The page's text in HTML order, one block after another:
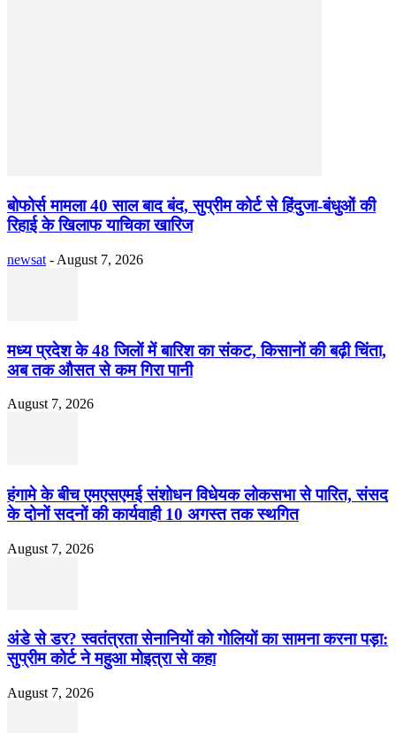
बोफोर्स मामला 40 साल बाद बंद, सुप्रीम कोर्ट से हिंदुजा-बंधुओं की
रिहाई के खिलाफ याचिका खारिज
newsat - August 7, 2026
मध्य प्रदेश के 48 जिलों में बारिश का संकट, किसानों की बढ़ी चिंता,
अब तक औसत से कम गिरा पानी
August 7, 2026
हंगामे के बीच एमएसएमई संशोधन विधेयक लोकसभा से पारित, संसद
के दोनों सदनों की कार्यवाही 10 अगस्त तक स्थगित
August 7, 2026
अंडे से डर? स्वतंत्रता सेनानियों को गोलियों का सामना करना पड़ा:
सुप्रीम कोर्ट ने महुआ मोइत्रा से कहा
August 7, 2026